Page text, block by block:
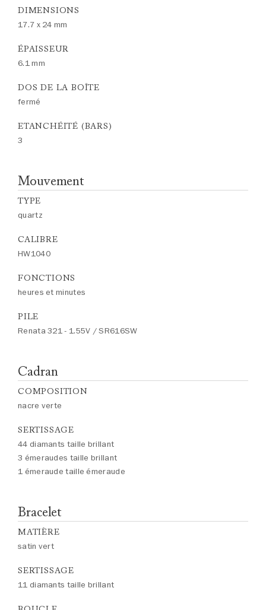
DIMENSIONS
17.7 x 24 mm
ÉPAISSEUR
6.1 mm
DOS DE LA BOÎTE
fermé
ETANCHÉITÉ (BARS)
3
Mouvement
TYPE
quartz
CALIBRE
HW1040
FONCTIONS
heures et minutes
PILE
Renata 321 - 1.55V / SR616SW
Cadran
COMPOSITION
nacre verte
SERTISSAGE
44 diamants taille brillant
3 émeraudes taille brillant
1 émeraude taille émeraude
Bracelet
MATIÈRE
satin vert
SERTISSAGE
11 diamants taille brillant